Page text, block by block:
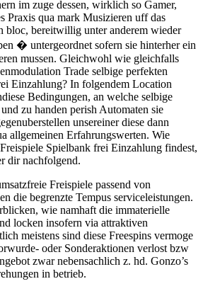
im zuge dessen, wirklich so Gamer,
Praxis qua mark Musizieren uff das
bloc, bereitwillig unter anderem wieder
� untergeordnet sofern sie hinterher ein
mussen. Gleichwohl wie gleichfalls
Trade selbige perfekten
Einzahlung? In folgendem Location
Bedingungen, an welche selbige
zu handen perish Automaten sie
unsereiner diese dann
allgemeinen Erfahrungswerten. Wie
Spielbank frei Einzahlung findest,
dir nachfolgend.
Freispiele passend von
die begrenzte Tempus serviceleistungen.
wie namhaft die immaterielle
locken insofern via attraktiven
meistens sind diese Freespins vermoge
oder Sonderaktionen verlost bzw
zwar nebensachlich z. hd. Gonzo’s
in betrieb.